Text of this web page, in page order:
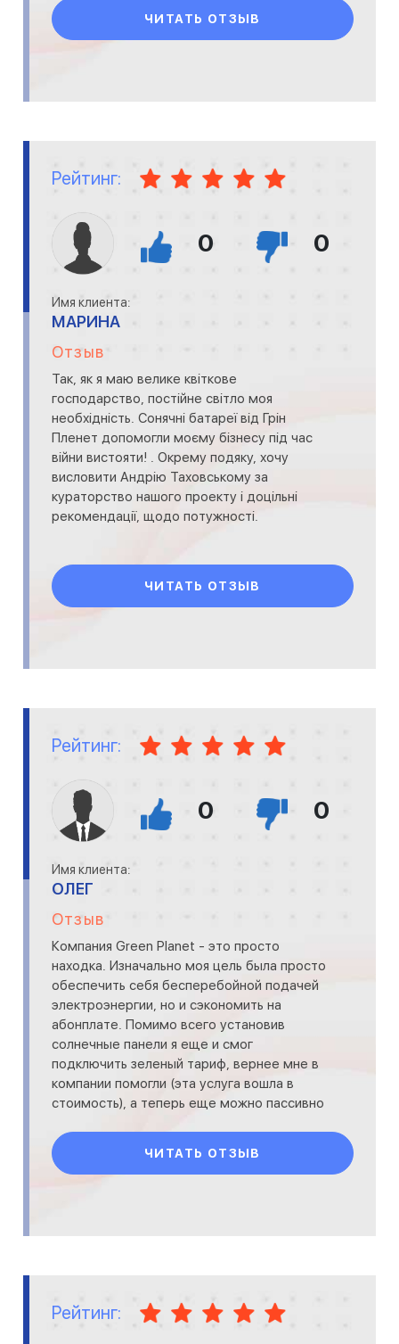
ЧИТАТЬ ОТЗЫВ
Рейтинг:
0 0
Имя клиента:
МАРИНА
Отзыв
Так, як я маю велике квіткове
господарство, постійне світло моя
необхідність. Сонячні батареї від Грін
Пленет допомогли моєму бізнесу під час
війни вистояти! . Окрему подяку, хочу
висловити Андрію Таховському за
кураторство нашого проекту і доцільні
рекомендації, щодо потужності.
ЧИТАТЬ ОТЗЫВ
Рейтинг:
0 0
Имя клиента:
ОЛЕГ
Отзыв
Компания Green Planet - это просто
находка. Изначально моя цель была просто
обеспечить себя бесперебойной подачей
электроэнергии, но и сэкономить на
абонплате. Помимо всего установив
солнечные панели я еще и смог
подключить зеленый тариф, вернее мне в
компании помогли (эта услуга вошла в
стоимость), а теперь еще можно пассивно
ЧИТАТЬ ОТЗЫВ
Рейтинг: